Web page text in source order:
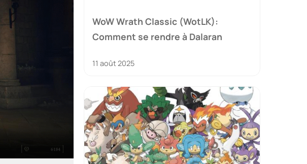
WoW Wrath Classic (WotLK):
Comment se rendre à Dalaran
11 août 2025